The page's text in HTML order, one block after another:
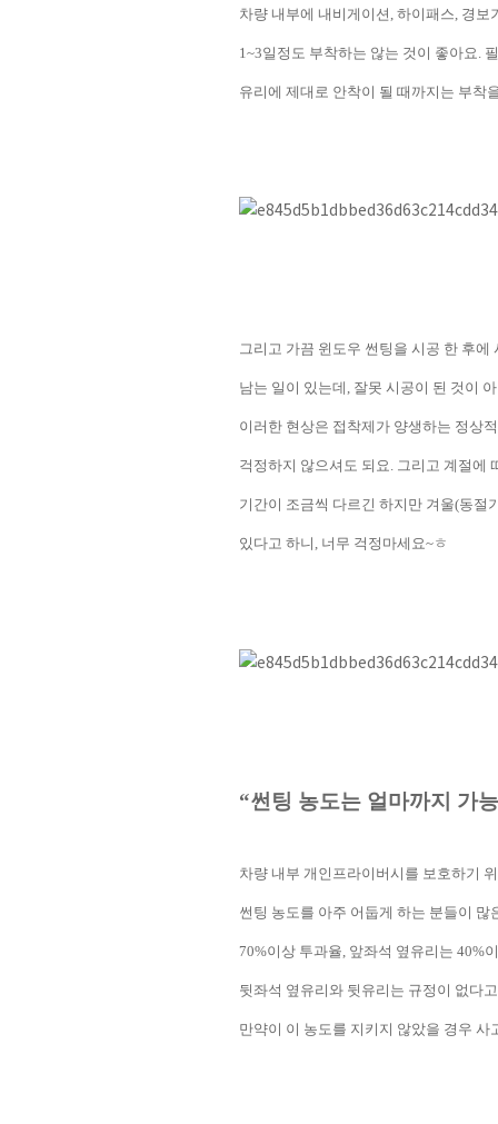
차량 내부에 내비게이션 하이패스 경보
1~3일정도 부착하는 않는 것이 좋아요
유리에 제대로 안착이 될 때까지는 부착
그리고 가끔 윈도우 썬팅을 시공 한 후
남는 일이 있는데 , 잘못 시공이 된 것이
이러한 현상은 접착제가 양생하는 정상
걱정하지 않으셔도 되요. 그리고 계절에
기간이 조금씩 다르긴 하지만 겨울(동절
있다고 하니 , 너무 걱정마세요~ㅎ
“썬팅 농도는 얼마까지 가
차량 내부 개인프라이버시를 보호하기
썬팅 농도를 아주 어둡게 하는 분들이 많
70%이상 투과율, 앞좌석 옆유리는 40%
뒷좌석 옆유리와 뒷유리는 규정이 없다
만약이 이 농도를 지키지 않았을 경우